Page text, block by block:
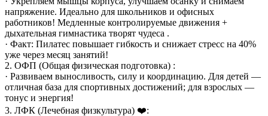
напряжение. Идеально для школьников и офисных
работников! Медленные контролируемые движения +
дыхательная гимнастика творят чудеса .
· Факт: Пилатес повышает гибкость и снижает стресс на 40%
уже через месяц занятий!
2. ОФП (Общая физическая подготовка) :
· Развиваем выносливость, силу и координацию. Для детей —
отличная база для спортивных достижений; для взрослых —
тонус и энергия!
3. ЛФК (Лечебная физкультура) ❤️: